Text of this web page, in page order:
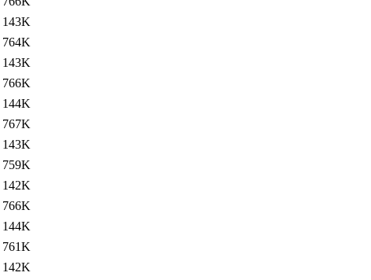
143K
764K
143K
766K
144K
767K
143K
759K
142K
766K
144K
761K
142K